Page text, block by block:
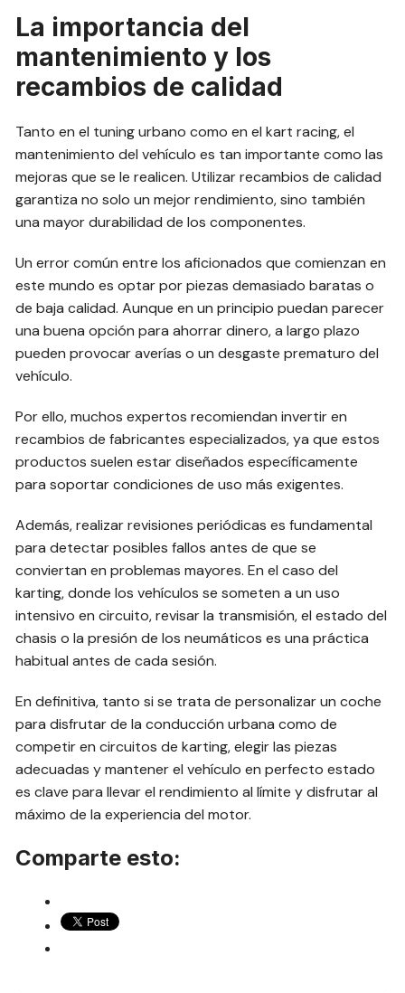
La importancia del
mantenimiento y los
recambios de calidad
Tanto en el tuning urbano como en el kart racing, el
mantenimiento del vehículo es tan importante como las
mejoras que se le realicen. Utilizar recambios de calidad
garantiza no solo un mejor rendimiento, sino también
una mayor durabilidad de los componentes.
Un error común entre los aficionados que comienzan en
este mundo es optar por piezas demasiado baratas o
de baja calidad. Aunque en un principio puedan parecer
una buena opción para ahorrar dinero, a largo plazo
pueden provocar averías o un desgaste prematuro del
vehículo.
Por ello, muchos expertos recomiendan invertir en
recambios de fabricantes especializados, ya que estos
productos suelen estar diseñados específicamente
para soportar condiciones de uso más exigentes.
Además, realizar revisiones periódicas es fundamental
para detectar posibles fallos antes de que se
conviertan en problemas mayores. En el caso del
karting, donde los vehículos se someten a un uso
intensivo en circuito, revisar la transmisión, el estado del
chasis o la presión de los neumáticos es una práctica
habitual antes de cada sesión.
En definitiva, tanto si se trata de personalizar un coche
para disfrutar de la conducción urbana como de
competir en circuitos de karting, elegir las piezas
adecuadas y mantener el vehículo en perfecto estado
es clave para llevar el rendimiento al límite y disfrutar al
máximo de la experiencia del motor.
Comparte esto: